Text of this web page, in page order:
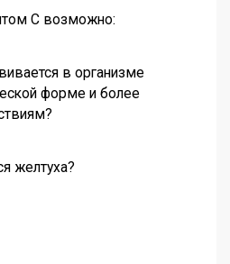
С возможно:
в организме
форме и более
желтуха?